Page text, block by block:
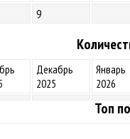
9
Декабрь
2025
Январь
2026
Топ